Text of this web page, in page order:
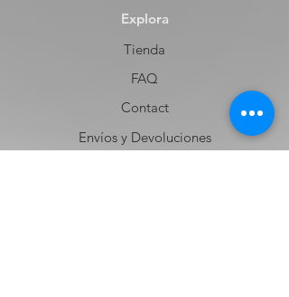
Explora
Tienda
FAQ
Contact
Envíos y Devoluciones